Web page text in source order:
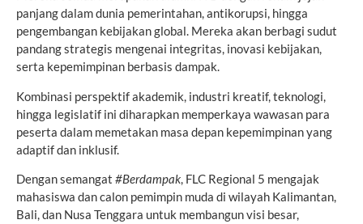
panjang dalam dunia pemerintahan, antikorupsi, hingga
pengembangan kebijakan global. Mereka akan berbagi sudut
pandang strategis mengenai integritas, inovasi kebijakan,
serta kepemimpinan berbasis dampak.
Kombinasi perspektif akademik, industri kreatif, teknologi,
hingga legislatif ini diharapkan memperkaya wawasan para
peserta dalam memetakan masa depan kepemimpinan yang
adaptif dan inklusif.
Dengan semangat #Berdampak, FLC Regional 5 mengajak
mahasiswa dan calon pemimpin muda di wilayah Kalimantan,
Bali, dan Nusa Tenggara untuk membangun visi besar,